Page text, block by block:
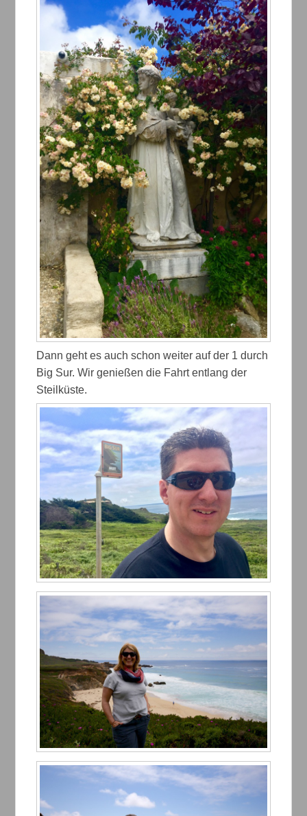
Dann geht es auch schon weiter auf der 1 durch
Big Sur. Wir genießen die Fahrt entlang der
Steilküste.